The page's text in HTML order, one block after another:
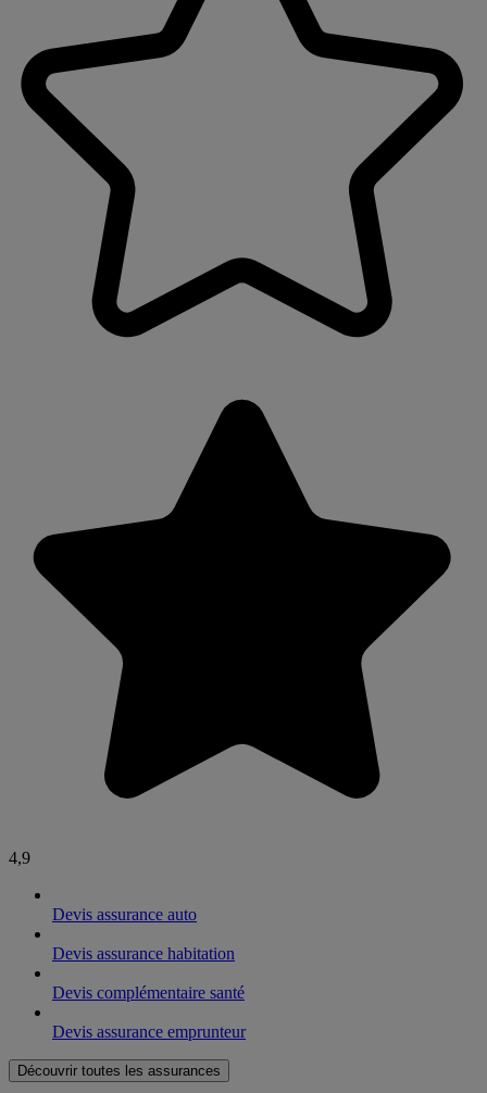
4,9
Devis assurance auto
Devis assurance habitation
Devis complémentaire santé
Devis assurance emprunteur
Découvrir toutes les assurances